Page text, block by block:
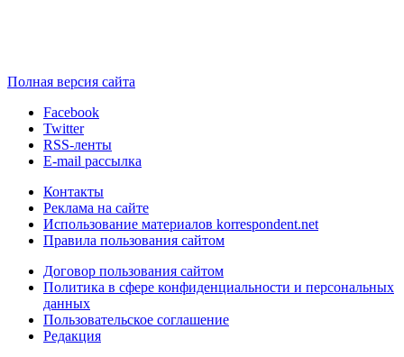
Полная версия сайта
Facebook
Twitter
RSS-ленты
E-mail рассылка
Контакты
Реклама на сайте
Использование материалов korrespondent.net
Правила пользования сайтом
Договор пользования сайтом
Политика в сфере конфиденциальности и персональных
данных
Пользовательское соглашение
Редакция